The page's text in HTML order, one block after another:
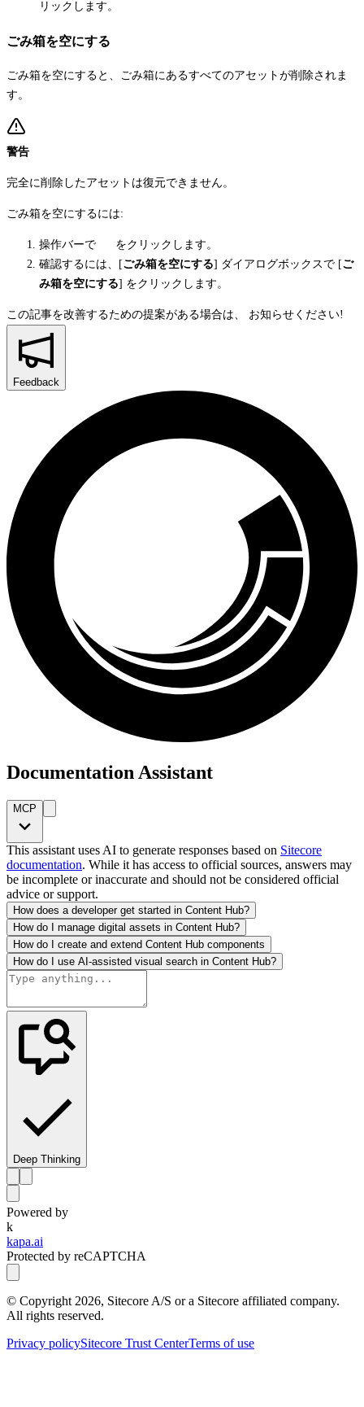
リックします。
ごみ箱を空にする
ごみ箱を空にすると、ごみ箱にあるすべてのアセットが削除されま
す。
警告
完全に削除したアセットは復元できません。
ごみ箱を空にするには:
操作バーで
をクリックします。
確認するには、[ごみ箱を空にする] ダイアログボックスで [ご
み箱を空にする] をクリックします。
この記事を改善するための提案がある場合は、 お知らせください!
Feedback
Documentation Assistant
MCP
This assistant uses AI to generate responses based on Sitecore
documentation. While it has access to official sources, answers may
be incomplete or inaccurate and should not be considered official
advice or support.
How does a developer get started in Content Hub?
How do I manage digital assets in Content Hub?
How do I create and extend Content Hub components
How do I use AI-assisted visual search in Content Hub?
Deep Thinking
Powered by
k
kapa.ai
Protected by reCAPTCHA
© Copyright 2026, Sitecore A/S or a Sitecore affiliated company.
All rights reserved.
Privacy policySitecore Trust CenterTerms of use